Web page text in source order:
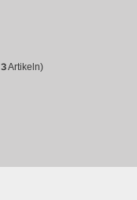
3Artikeln)